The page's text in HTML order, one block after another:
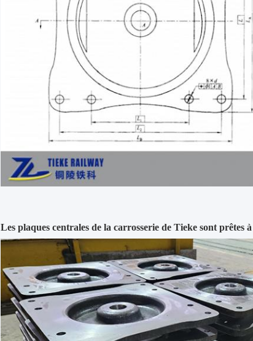
Les plaques centrales de la carrosserie de Tieke sont prêtes